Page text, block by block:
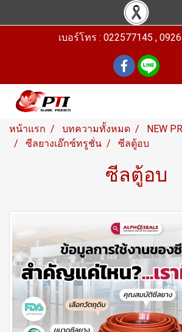
เบอร์โทร : 022577145 ,
หน้าแรก บทความทั้งหมด
NEW
ซีลยางเอ๊กซ์ทรูชั่น
ซีลตู้อบ
ซีลตู้อบ